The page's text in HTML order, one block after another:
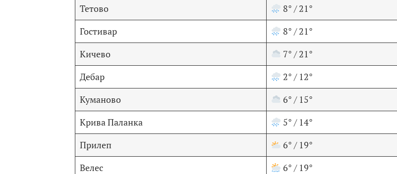
Тетово
8° / 21°
Гостивар
8° / 21°
Кичево
7° / 21°
Дебар
2° / 12°
Куманово
6° / 15°
Крива Паланка
5° / 14°
Прилеп
6° / 19°
Велес
6° / 19°